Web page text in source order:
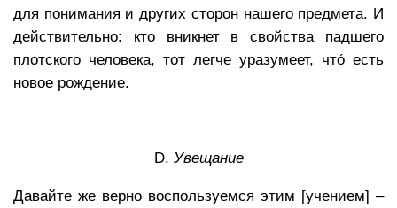
для понимания и других сторон нашего предмета. И
действительно: кто вникнет в свойства падшего
плотского человека, тот легче уразумеет, что́ есть
новое рождение.
D. Увещание
Давайте же верно воспользуемся этим [учением] –